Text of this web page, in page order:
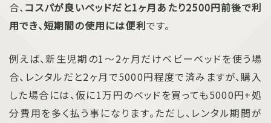
合、 コスパが良いベッドだと1ヶ月あたり2500円前後で利
用でき、短期間の使用には便利です。
例えば、新生児期の1〜2ヶ月だけベビーベッドを使う場
合、レンタルだと2ヶ月で5000円程度で済みますが、購入
した場合には、仮に1万円のベッドを買っても5000円+処
分費用を多く払う事になります。ただし、レンタル期間が